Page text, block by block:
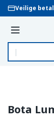
Ga naar de
Veilige
Menu
Product,
Bota